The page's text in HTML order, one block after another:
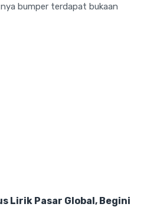
bumper terdapat bukaan
Lirik Pasar Global, Begini